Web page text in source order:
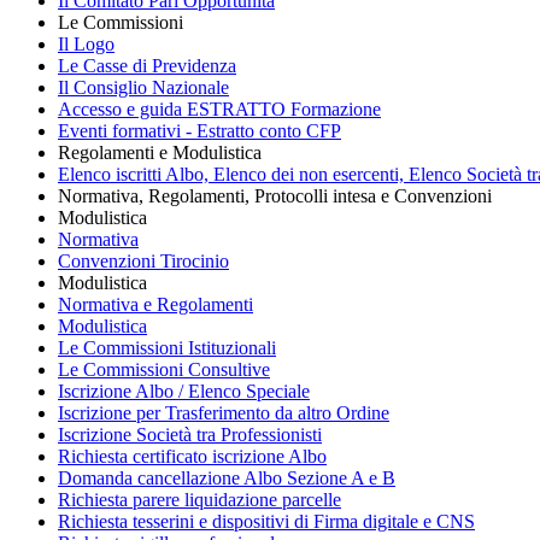
Le Commissioni
Il Logo
Le Casse di Previdenza
Il Consiglio Nazionale
Accesso e guida ESTRATTO Formazione
Eventi formativi - Estratto conto CFP
Regolamenti e Modulistica
Elenco iscritti Albo, Elenco dei non esercenti, Elenco Società
Normativa, Regolamenti, Protocolli intesa e Convenzioni
Modulistica
Normativa
Convenzioni Tirocinio
Modulistica
Normativa e Regolamenti
Modulistica
Le Commissioni Istituzionali
Le Commissioni Consultive
Iscrizione Albo / Elenco Speciale
Iscrizione per Trasferimento da altro Ordine
Iscrizione Società tra Professionisti
Richiesta certificato iscrizione Albo
Domanda cancellazione Albo Sezione A e B
Richiesta parere liquidazione parcelle
Richiesta tesserini e dispositivi di Firma digitale e CNS